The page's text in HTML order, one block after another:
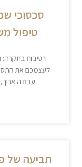
סכסוכי
טיפול
רטיבות
לעצמכם את
עבודה
תביעה של